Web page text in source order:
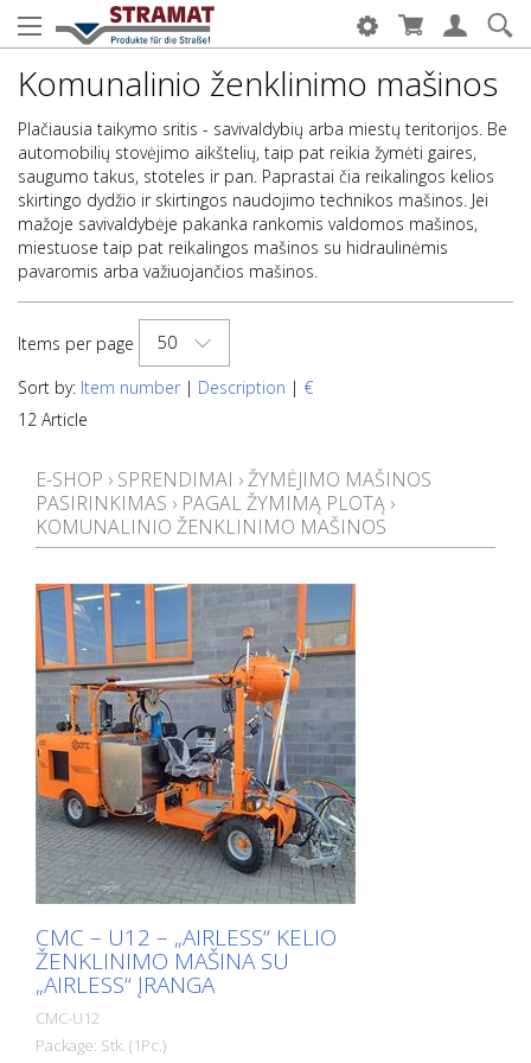
Komunalinio ženklinimo mašinos
Plačiausia taikymo sritis - savivaldybių arba miestų teritorijos. Be
automobilių stovėjimo aikštelių, taip pat reikia žymėti gaires,
saugumo takus, stoteles ir pan. Paprastai čia reikalingos kelios
skirtingo dydžio ir skirtingos naudojimo technikos mašinos. Jei
mažoje savivaldybėje pakanka rankomis valdomos mašinos,
miestuose taip pat reikalingos mašinos su hidraulinėmis
pavaromis arba važiuojančios mašinos.
Items per page
50
Sort by: Item number | Description | €
12 Article
E-SHOP › SPRENDIMAI ›ŽYMĖJIMO MAŠINOS
PASIRINKIMAS › PAGAL ŽYMIMĄ PLOTĄ ›
KOMUNALINIO ŽENKLINIMO MAŠINOS
CMC – U12 – „AIRLESS“ KELIO
ŽENKLINIMO MAŠINA SU
„AIRLESS“ ĮRANGA
CMC-U12
Package: Stk. (1Pc.)